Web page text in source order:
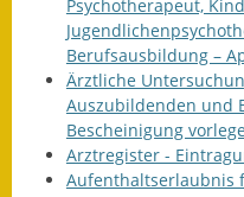
Psychotherapeut,
Berufsausbildung –
Ärztliche
Auszubildenden und
Bescheinigung
Arztregister -
Aufenthaltserlaubnis